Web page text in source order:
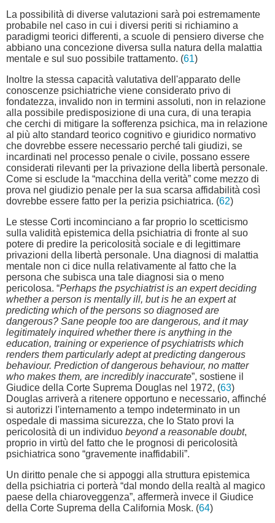
La possibilità di diverse valutazioni sarà poi estremamente
probabile nel caso in cui i diversi periti si richiamino a
paradigmi teorici differenti, a scuole di pensiero diverse che
abbiano una concezione diversa sulla natura della malattia
mentale e sul suo possibile trattamento. (61)
Inoltre la stessa capacità valutativa dell'apparato delle
conoscenze psichiatriche viene considerato privo di
fondatezza, invalido non in termini assoluti, non in relazione
alla possibile predisposizione di una cura, di una terapia
che cerchi di mitigare la sofferenza psichica, ma in relazione
al più alto standard teorico cognitivo e giuridico normativo
che dovrebbe essere necessario perché tali giudizi, se
incardinati nel processo penale o civile, possano essere
considerati rilevanti per la privazione della libertà personale.
Come si esclude la “macchina della verità” come mezzo di
prova nel giudizio penale per la sua scarsa affidabilità così
dovrebbe essere fatto per la perizia psichiatrica. (62)
Le stesse Corti incominciano a far proprio lo scetticismo
sulla validità epistemica della psichiatria di fronte al suo
potere di predire la pericolosità sociale e di legittimare
privazioni della libertà personale. Una diagnosi di malattia
mentale non ci dice nulla relativamente al fatto che la
persona che subisca una tale diagnosi sia o meno
pericolosa. “Perhaps the psychiatrist is an expert deciding
whether a person is mentally ill, but is he an expert at
predicting which of the persons so diagnosed are
dangerous? Sane people too are dangerous, and it may
legitimately inquired whether there is anything in the
education, training or experience of psychiatrists which
renders them particularly adept at predicting dangerous
behaviour. Prediction of dangerous behaviour, no matter
who makes them, are incredibly inaccurate”, sostiene il
Giudice della Corte Suprema Douglas nel 1972, (63)
Douglas arriverà a ritenere opportuno e necessario, affinché
si autorizzi l'internamento a tempo indeterminato in un
ospedale di massima sicurezza, che lo Stato provi la
pericolosità di un individuo beyond a reasonable doubt,
proprio in virtù del fatto che le prognosi di pericolosità
psichiatrica sono “gravemente inaffidabili”.
Un diritto penale che si appoggi alla struttura epistemica
della psichiatria ci porterà “dal mondo della realtà al magico
paese della chiaroveggenza”, affermerà invece il Giudice
della Corte Suprema della California Mosk. (64)